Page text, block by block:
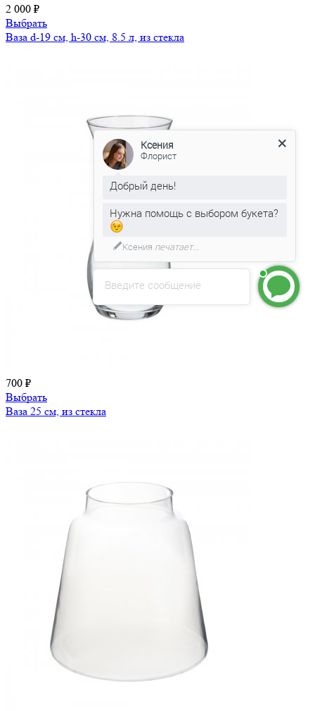
2 000 ₽
Выбрать
Ваза d-19 см, h-30 см, 8.5 л, из стекла
700 ₽
Выбрать
Ваза 25 см, из стекла
Введите сообщение
Ксения
Флорист
Добрый день!
Нужна помощь с выбором букета?
Ксения печатает...